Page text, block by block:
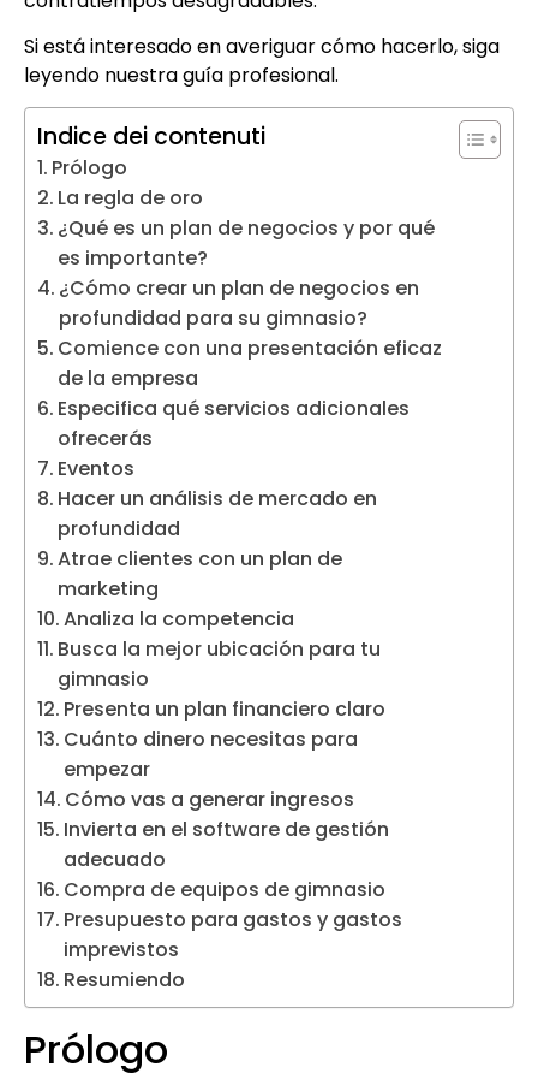
Si está interesado en averiguar cómo hacerlo, siga
leyendo nuestra guía profesional.
Indice dei contenuti
Prólogo
La regla de oro
¿Qué es un plan de negocios y por qué
es importante?
¿Cómo crear un plan de negocios en
profundidad para su gimnasio?
Comience con una presentación eficaz
de la empresa
Especifica qué servicios adicionales
ofrecerás
Eventos
Hacer un análisis de mercado en
profundidad
Atrae clientes con un plan de
marketing
Analiza la competencia
Busca la mejor ubicación para tu
gimnasio
Presenta un plan financiero claro
Cuánto dinero necesitas para
empezar
Cómo vas a generar ingresos
Invierta en el software de gestión
adecuado
Compra de equipos de gimnasio
Presupuesto para gastos y gastos
imprevistos
Resumiendo
Prólogo